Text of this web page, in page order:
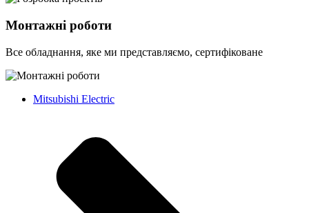
Монтажні роботи
Все обладнання, яке ми представляємо, сертифіковане
Mitsubishi Electric